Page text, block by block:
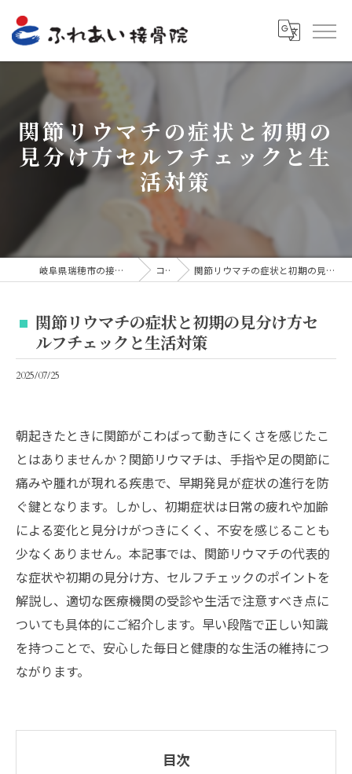
関節リウマチの症状と初期の
見分け方セルフチェックと生
活対策
岐阜県瑞穂市の接骨院ならふれあい接骨院 コラム 関節リウマチの症状と初期の見分け方セルフチェックと生活対策
関節リウマチの症状と初期の見分け方セ
ルフチェックと生活対策
2025/07/25
朝起きたときに関節がこわばって動きにくさを感じたこ
とはありませんか？関節リウマチは、手指や足の関節に
痛みや腫れが現れる疾患で、早期発見が症状の進行を防
ぐ鍵となります。しかし、初期症状は日常の疲れや加齢
による変化と見分けがつきにくく、不安を感じることも
少なくありません。本記事では、関節リウマチの代表的
な症状や初期の見分け方、セルフチェックのポイントを
解説し、適切な医療機関の受診や生活で注意すべき点に
ついても具体的にご紹介します。早い段階で正しい知識
を持つことで、安心した毎日と健康的な生活の維持につ
ながります。
目次